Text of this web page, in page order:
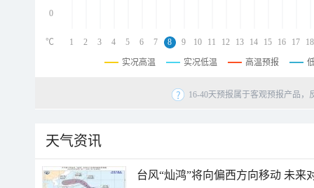
0
1 2 3 4 5 6 7 8 9 10 11 12 13 14 15 16 17 18
℃
实况高温 实况低温 高温预报
16-40天预报属于客观预报产品
天气资讯
台风“灿鸿”将向偏西方向移动 未来